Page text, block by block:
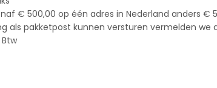
€ 500,00 op één adres in Nederland anders €
als pakketpost kunnen versturen vermelden